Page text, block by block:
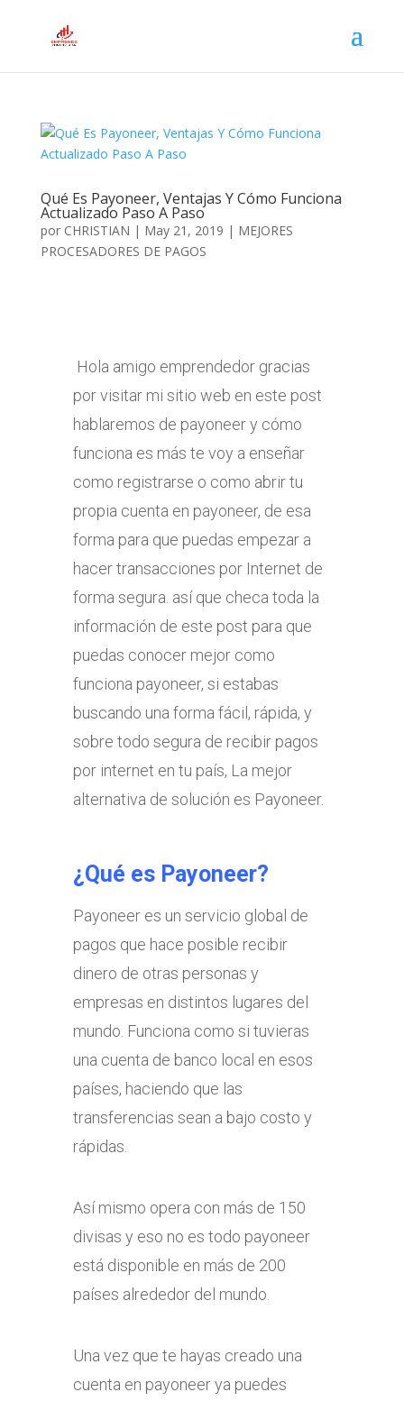
Qué Es Payoneer, Ventajas Y Cómo Funciona
Actualizado Paso A Paso
por CHRISTIAN | May 21, 2019 | MEJORES
PROCESADORES DE PAGOS
Hola amigo emprendedor gracias
por visitar mi sitio web en este post
hablaremos de payoneer y cómo
funciona es más te voy a enseñar
como registrarse o como abrir tu
propia cuenta en payoneer, de esa
forma para que puedas empezar a
hacer transacciones por Internet de
forma segura. así que checa toda la
información de este post para que
puedas conocer mejor como
funciona payoneer, si estabas
buscando una forma fácil, rápida, y
sobre todo segura de recibir pagos
por internet en tu país, La mejor
alternativa de solución es Payoneer.
¿Qué es Payoneer?
Payoneer es un servicio global de
pagos que hace posible recibir
dinero de otras personas y
empresas en distintos lugares del
mundo. Funciona como si tuvieras
una cuenta de banco local en esos
países, haciendo que las
transferencias sean a bajo costo y
rápidas.
Así mismo opera con más de 150
divisas y eso no es todo payoneer
está disponible en más de 200
países alrededor del mundo.
Una vez que te hayas creado una
cuenta en payoneer ya puedes